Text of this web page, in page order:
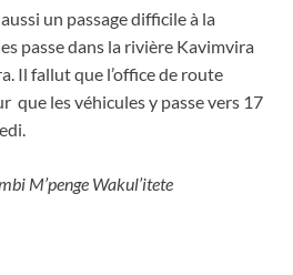
un passage difficile à la
passe dans la rivière Kavimvira
Il fallut que l’office de route
que les véhicules y passe vers 17
M’penge Wakul’itete